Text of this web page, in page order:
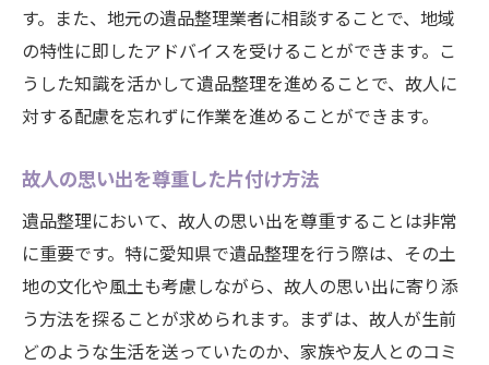
心温まる対応で信頼を得る専門店
故人への思いを大切にした整理術
故人の思い出を大切にする遺品整理の心構えと
は
愛知県での思い出を振り返る時間の確保
心の整理を同時に進めるための心構え
思い出の品を尊重する整理方法
故人の意志を受け継ぐための工夫
心の平安を保ちながらの遺品整理
す。また、地元の遺品整理業者に相談することで、地域
の特性に即したアドバイスを受けることができます。こ
うした知識を活かして遺品整理を進めることで、故人に
対する配慮を忘れずに作業を進めることができます。
故人の思い出を尊重した片付け方法
遺品整理において、故人の思い出を尊重することは非常
に重要です。特に愛知県で遺品整理を行う際は、その土
地の文化や風土も考慮しながら、故人の思い出に寄り添
う方法を探ることが求められます。まずは、故人が生前
どのような生活を送っていたのか、家族や友人とのコミ